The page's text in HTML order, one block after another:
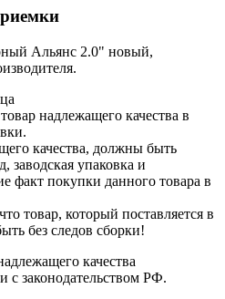
Альянс 2.0" новый,
надлежащего качества в
качества, должны быть
заводская упаковка и
факт покупки данного товара в
товар, который поставляется в
без следов сборки!
качества
с законодательством РФ.